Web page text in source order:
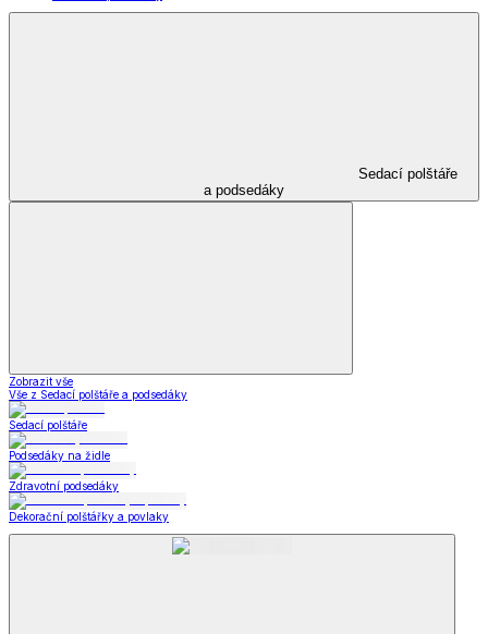
Sedací polštáře
a podsedáky
Zobrazit vše
Vše z Sedací polštáře a podsedáky
Sedací polštáře
Podsedáky na židle
Zdravotní podsedáky
Dekorační polštářky a povlaky